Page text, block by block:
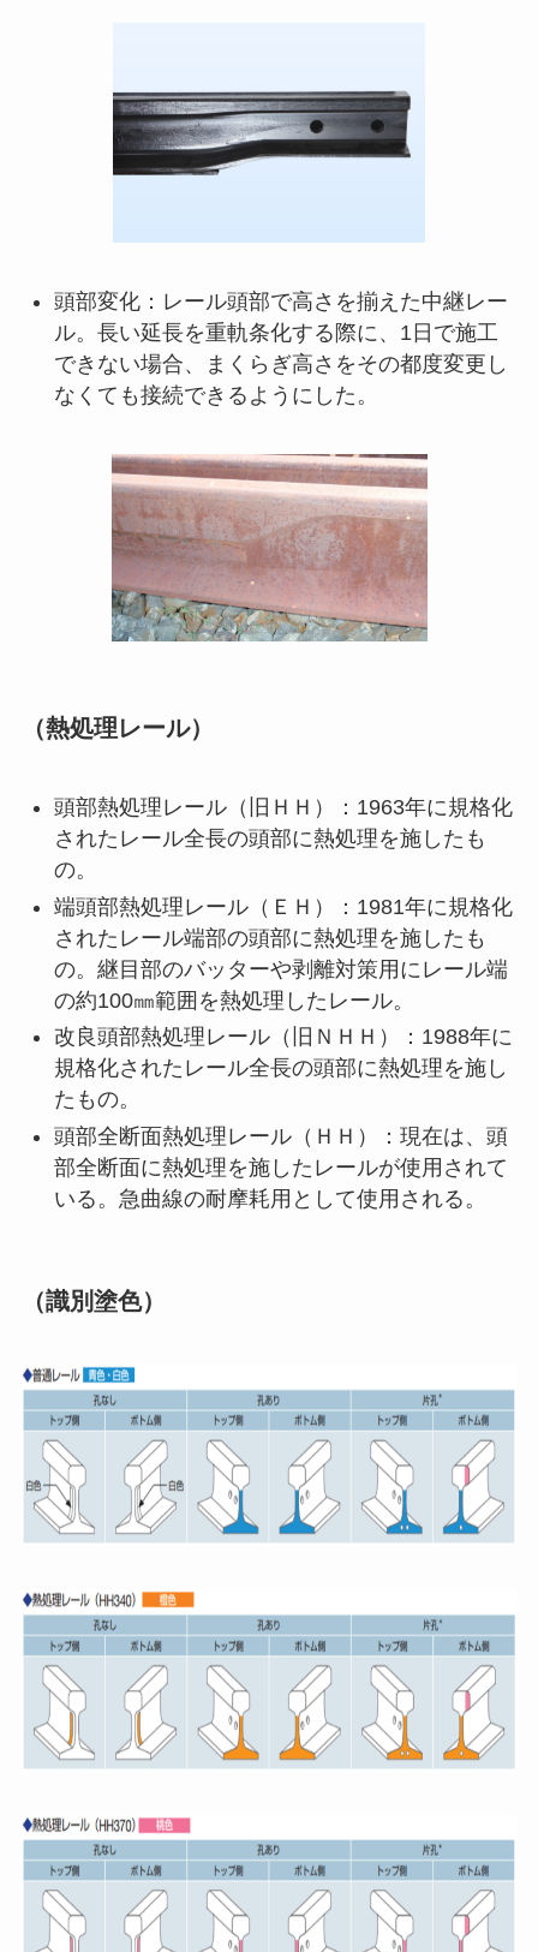
頭部変化：レール頭部で高さを揃えた中継レー
ル。長い延長を重軌条化する際に、1日で施工
できない場合、まくらぎ高さをその都度変更し
なくても接続できるようにした。
（熱処理レール）
頭部熱処理レール（旧ＨＨ）：1963年に規格化
されたレール全長の頭部に熱処理を施したも
の。
端頭部熱処理レール（ＥＨ）：1981年に規格化
されたレール端部の頭部に熱処理を施したも
の。継目部のバッターや剥離対策用にレール端
の約100㎜範囲を熱処理したレール。
改良頭部熱処理レール（旧ＮＨＨ）：1988年に
規格化されたレール全長の頭部に熱処理を施し
たもの。
頭部全断面熱処理レール（ＨＨ）：現在は、頭
部全断面に熱処理を施したレールが使用されて
いる。急曲線の耐摩耗用として使用される。
（識別塗色）